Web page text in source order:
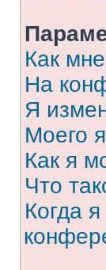
Как
На
Я
Моего
Как я
Что
Когда